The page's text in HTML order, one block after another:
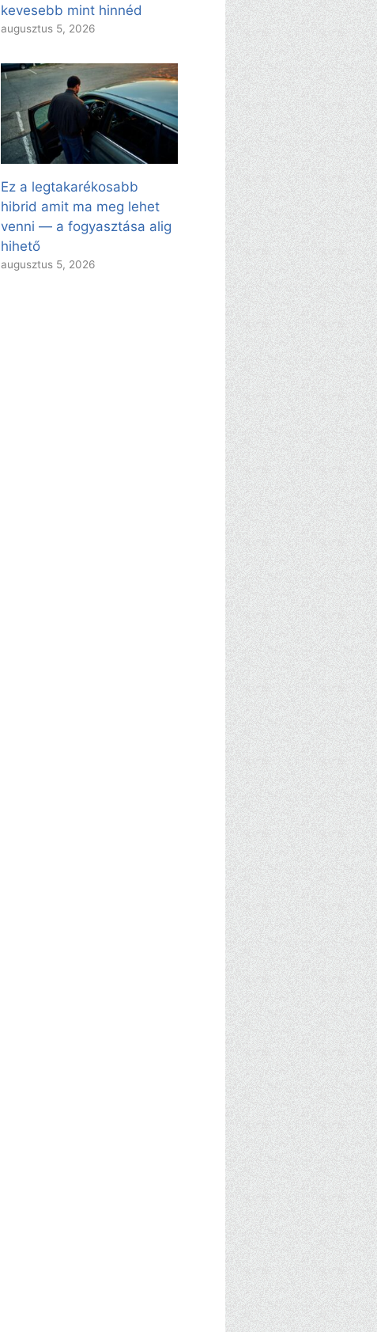
kevesebb mint hinnéd
augusztus 5, 2026
Ez a legtakarékosabb
hibrid amit ma meg lehet
venni — a fogyasztása alig
hihető
augusztus 5, 2026